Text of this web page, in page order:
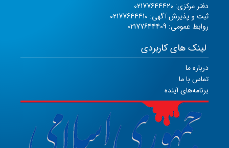
دفتر مرکزی: 02177644420
ثبت و پذیرش آگهی: 02177644410
روابط عمومی: 02177644409
لینک های کاربردی
درباره ما
تماس با ما
برنامه‌های آینده